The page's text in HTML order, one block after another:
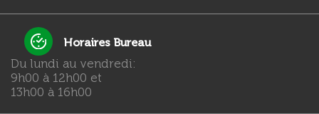
Horaires Bureau
Du lundi au vendredi:
9h00 à 12h00 et
13h00 à 16h00